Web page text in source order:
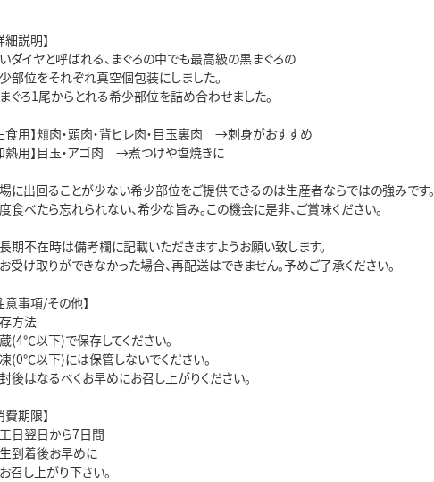
細説明】
ダイヤと呼ばれる、まぐろの中でも最高級の黒まぐろの
部位をそれぞれ真空個包装にしました。
ぐろ1尾からとれる希少部位を詰め合わせました。
食用】頬肉・頭肉・背ヒレ肉・目玉裏肉 →刺身がおすすめ
熱用】目玉・アゴ肉 →煮つけや塩焼きに
に出回ることが少ない希少部位をご提供できるのは生産者ならではの強みです。
食べたら忘れられない、希少な旨み。この機会に是非、ご賞味ください。
期不在時は備考欄に記載いただきますようお願い致します。
受け取りができなかった場合、再配送はできません。予めご了承ください。
意事項/その他】
方法
(4℃以下)で保存してください。
(0℃以下)には保管しないでください。
後はなるべくお早めにお召し上がりください。
費期限】
日翌日から7日間
到着後お早めに
召し上がり下さい。